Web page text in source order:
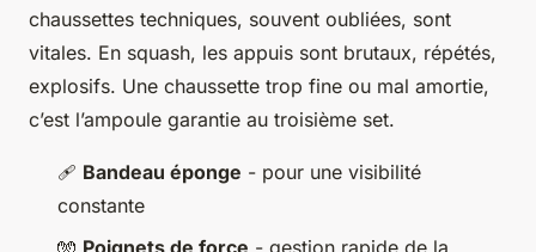
chaussettes techniques, souvent oubliées, sont
vitales. En squash, les appuis sont brutaux, répétés,
explosifs. Une chaussette trop fine ou mal amortie,
c’est l’ampoule garantie au troisième set.
🩹 Bandeau éponge - pour une visibilité
constante
🧤 Poignets de force - gestion rapide de la